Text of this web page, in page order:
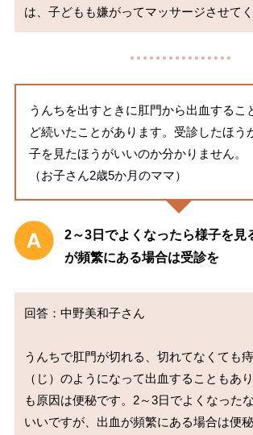
うんちを出すときに肛門から出血するこ
ど続いたことがあります。受診したほう
子を見たほうがいいのか分かりません。
（お子さん2歳5か月のママ）
2～3日でよくなったら様子を見
が頻繁にある場合は受診を
回答：中野美和子さん
うんちで肛門が切れる、切れてなくても痔
（じ）のようになって出血することもあ
も原因は便秘です。2～3日でよくなった
いいですが、出血が頻繁にある場合は便